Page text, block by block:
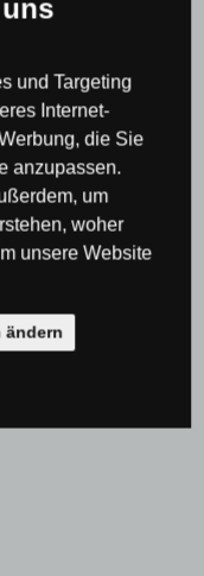
und Targeting
Internet-
die Sie
anzupassen.
um
woher
unsere Website
ändern